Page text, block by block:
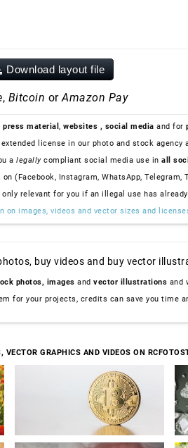
Download layout file
, Bitcoin or Amazon Pay
press material , websites , social media and for
license in our photo and stock agency
a legallycompliant social media use in all
(Facebook, Instagram, WhatsApp, Telegram,
relevant for you if an illegal use has
on images, videos and vector sizes and
buy videos and buy vector
photos, images and vector illustrations and
for your projects, credits can save you time
GRAPHICS AND VIDEOS ON